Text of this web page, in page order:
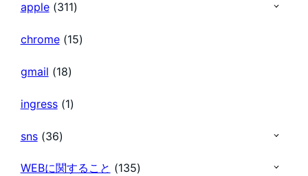
apple(311)
chrome(15)
gmail (18)
ingress(1)
sns(36)
WEBに関すること (135)